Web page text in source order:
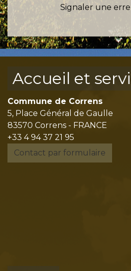
Signaler une
Accueil et
Commune de Correns
5, Place Général de Gaulle
83570 Correns - FRANCE
+33 4 94 37 21 95
Contact par formulaire